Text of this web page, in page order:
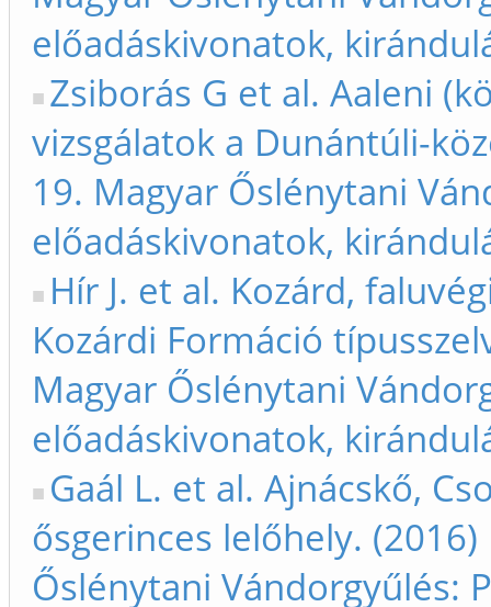
előadáskivonatok,
Zsiborás G et al. Aaleni
vizsgálatok a Dunántúli-
19. Magyar Őslénytani
előadáskivonatok,
Hír J. et al. Kozárd,
Kozárdi Formáció
Magyar Őslénytani
előadáskivonatok,
Gaál L. et al. Ajnácskő,
ősgerinces lelőhely.
Őslénytani Vándorgyűlés: